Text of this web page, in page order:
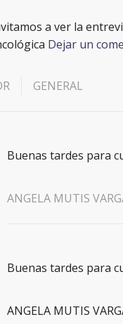
a ver la
Dejar un
GENERAL
Buenas tardes para
ANGELA MUTIS
Buenas tardes para
ANGELA MUTIS